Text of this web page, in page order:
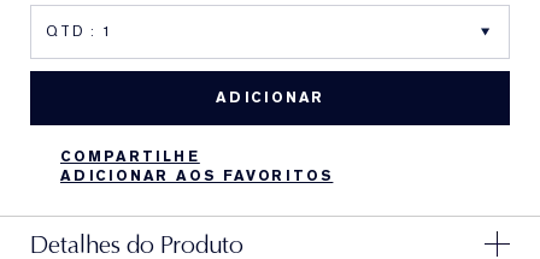
ADICIONAR
COMPARTILHE
ADICIONAR AOS FAVORITOS
Detalhes do Produto